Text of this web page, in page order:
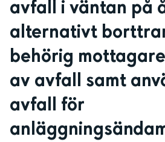
avfall i väntan på
alternativt
behörig
av avfall samt
avfall för